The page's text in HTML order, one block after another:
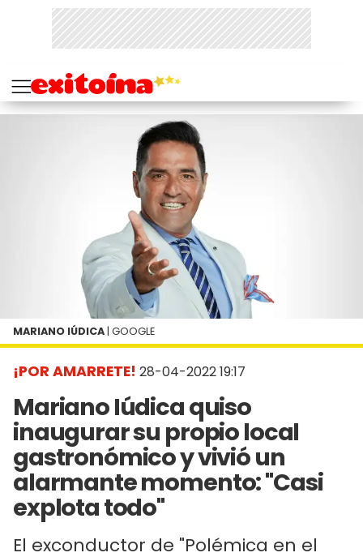
¡POR AMARRETE! 28-04-2022 19:17
Mariano Iúdica quiso
inaugurar su propio local
gastronómico y vivió un
alarmante momento: "Casi
explota todo"
El exconductor de "Polémica en el
MARIANO IÚDICA | GOOGLE